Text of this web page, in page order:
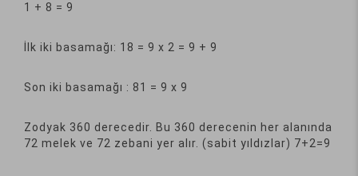
1 + 8 = 9
İlk iki basamağı: 18 = 9 x 2 = 9 + 9
Son iki basamağı : 81 = 9 x 9
Zodyak 360 derecedir. Bu 360 derecenin her alanında
72 melek ve 72 zebani yer alır. (sabit yıldızlar) 7+2=9